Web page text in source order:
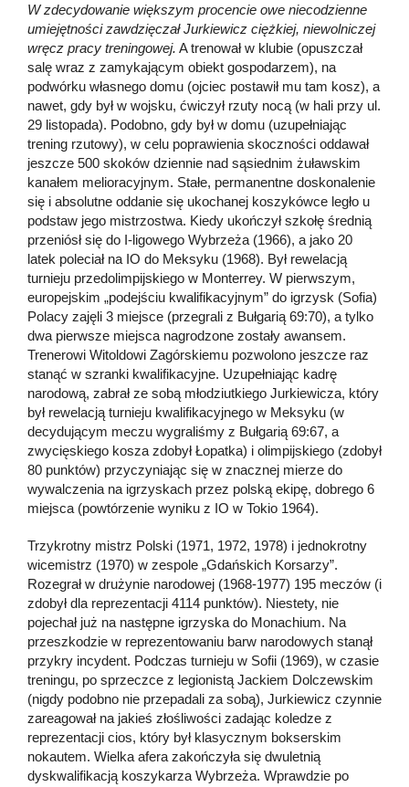
W zdecydowanie większym procencie owe niecodzienne
umiejętności zawdzięczał Jurkiewicz ciężkiej, niewolniczej
wręcz pracy treningowej. A trenował w klubie (opuszczał
salę wraz z zamykającym obiekt gospodarzem), na
podwórku własnego domu (ojciec postawił mu tam kosz), a
nawet, gdy był w wojsku, ćwiczył rzuty nocą (w hali przy ul.
29 listopada). Podobno, gdy był w domu (uzupełniając
trening rzutowy), w celu poprawienia skoczności oddawał
jeszcze 500 skoków dziennie nad sąsiednim żuławskim
kanałem melioracyjnym. Stałe, permanentne doskonalenie
się i absolutne oddanie się ukochanej koszykówce legło u
podstaw jego mistrzostwa. Kiedy ukończył szkołę średnią
przeniósł się do I-ligowego Wybrzeża (1966), a jako 20
latek poleciał na IO do Meksyku (1968). Był rewelacją
turnieju przedolimpijskiego w Monterrey. W pierwszym,
europejskim „podejściu kwalifikacyjnym” do igrzysk (Sofia)
Polacy zajęli 3 miejsce (przegrali z Bułgarią 69:70), a tylko
dwa pierwsze miejsca nagrodzone zostały awansem.
Trenerowi Witoldowi Zagórskiemu pozwolono jeszcze raz
stanąć w szranki kwalifikacyjne. Uzupełniając kadrę
narodową, zabrał ze sobą młodziutkiego Jurkiewicza, który
był rewelacją turnieju kwalifikacyjnego w Meksyku (w
decydującym meczu wygraliśmy z Bułgarią 69:67, a
zwycięskiego kosza zdobył Łopatka) i olimpijskiego (zdobył
80 punktów) przyczyniając się w znacznej mierze do
wywalczenia na igrzyskach przez polską ekipę, dobrego 6
miejsca (powtórzenie wyniku z IO w Tokio 1964).
Trzykrotny mistrz Polski (1971, 1972, 1978) i jednokrotny
wicemistrz (1970) w zespole „Gdańskich Korsarzy”.
Rozegrał w drużynie narodowej (1968-1977) 195 meczów (i
zdobył dla reprezentacji 4114 punktów). Niestety, nie
pojechał już na następne igrzyska do Monachium. Na
przeszkodzie w reprezentowaniu barw narodowych stanął
przykry incydent. Podczas turnieju w Sofii (1969), w czasie
treningu, po sprzeczce z legionistą Jackiem Dolczewskim
(nigdy podobno nie przepadali za sobą), Jurkiewicz czynnie
zareagował na jakieś złośliwości zadając koledze z
reprezentacji cios, który był klasycznym bokserskim
nokautem. Wielka afera zakończyła się dwuletnią
dyskwalifikacją koszykarza Wybrzeża. Wprawdzie po